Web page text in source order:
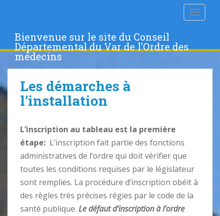
t
a
i
Bienvenue sur le site du Conseil
Départemental du Var de l’Ordre des
médecins
Les démarches à
l’installation
L’inscription au tableau est la première
étape: L’inscription fait partie des fonctions
administratives de l’ordre qui doit vérifier que
toutes les conditions requises par le législateur
sont remplies. La procédure d’inscription obéit à
des règles très précises régies par le code de la
santé publique. Le défaut d’inscription à l’ordre